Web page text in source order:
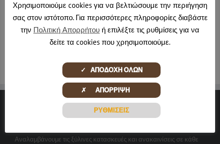
ΞΎΛΙΝΕΣ ΔΗΜΙΟΥΡΓΊΕΣ
Αναλαμβάνουμε τις ξύλινες κατασκευές και ανακαινίσεις σε κάθε
Χρησιμοποιούμε cookies για να βελτιώσουμε την περιήγηση
σας στον ιστότοπο. Για περισσότερες πληροφορίες διαβάστε
την Πολιτική Απορρήτου ή επιλέξτε τις ρυθμίσεις για να
δείτε τα cookies που χρησιμοποιούμε.
ΡΥΘΜΙΣΕΙΣ
✓ ΑΠΟΔΟΧΗ ΟΛΩΝ
✗ ΑΠΟΡΡΙΨΗ